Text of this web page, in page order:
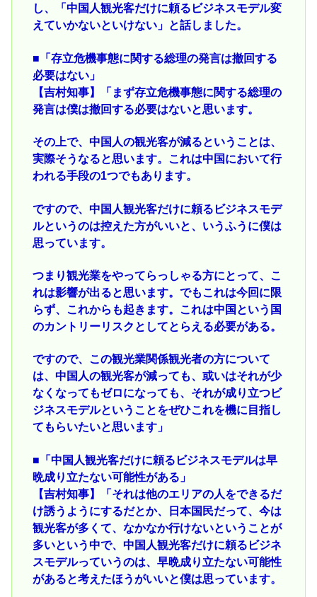
し、「中国人観光客だけに頼るビジネスモデル変
えていかないといけない」と話しました。
■「存立危機事態に関する総理の発言は撤回する
必要はない」
【吉村知事】「まず存立危機事態に関する総理の
発言は僕は撤回する必要はないと思います。
その上で、中国人の観光客が減るということは、
実際そうなると思います。これは中国において行
われる手段の1つでもあります。
ですので、中国人観光客だけに頼るビジネスモデ
ルというのは控えた方がいいと、いうふうに僕は
思っています。
つまり観光業をやってらっしゃる方にとって、こ
れは影響が出ると思います。でもこれは今回に限
らず、これからも起きます。これは中国という国
のカントリーリスクとしてとらえる必要がある。
ですので、この観光業関係観光者の方について
は、中国人の観光客が減っても、或いはそれが少
なくなってもゼロになっても、それが成り立つビ
ジネスモデルということをぜひこれを機に目指し
てもらいたいと思います」
■「中国人観光客だけに頼るビジネスモデルは早
晩成り立たない可能性がある」
【吉村知事】「それは他のエリアの人をできるだ
け誘うようにするだとか、日本国民だって、今は
観光客が多くて、なかなか行けないということが
多いという中で、中国人観光客だけに頼るビジネ
スモデルっていうのは、早晩成り立たない可能性
があると考えたほうがいいと僕は思っています。